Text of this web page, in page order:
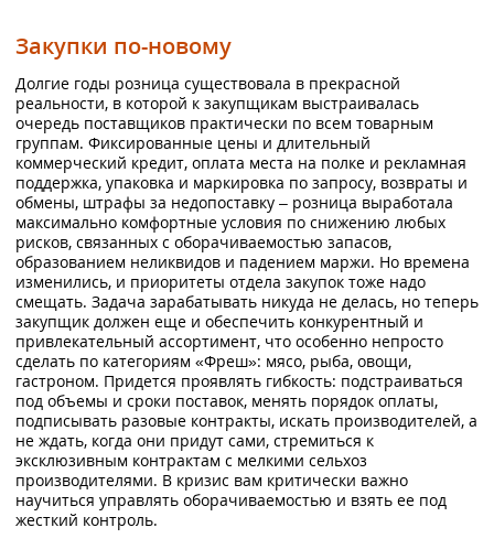
Закупки по-новому
Долгие годы розница существовала в прекрасной
реальности, в которой к закупщикам выстраивалась
очередь поставщиков практически по всем товарным
группам. Фиксированные цены и длительный
коммерческий кредит, оплата места на полке и рекламная
поддержка, упаковка и маркировка по запросу, возвраты и
обмены, штрафы за недопоставку – розница выработала
максимально комфортные условия по снижению любых
рисков, связанных с оборачиваемостью запасов,
образованием неликвидов и падением маржи. Но времена
изменились, и приоритеты отдела закупок тоже надо
смещать. Задача зарабатывать никуда не делась, но теперь
закупщик должен еще и обеспечить конкурентный и
привлекательный ассортимент, что особенно непросто
сделать по категориям «Фреш»: мясо, рыба, овощи,
гастроном. Придется проявлять гибкость: подстраиваться
под объемы и сроки поставок, менять порядок оплаты,
подписывать разовые контракты, искать производителей, а
не ждать, когда они придут сами, стремиться к
эксклюзивным контрактам с мелкими сельхоз
производителями. В кризис вам критически важно
научиться управлять оборачиваемостью и взять ее под
жесткий контроль.